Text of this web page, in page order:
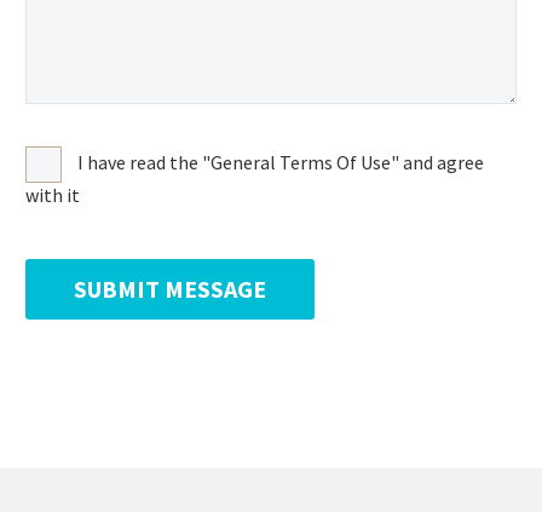
I have read the "General Terms Of Use" and agree
with it